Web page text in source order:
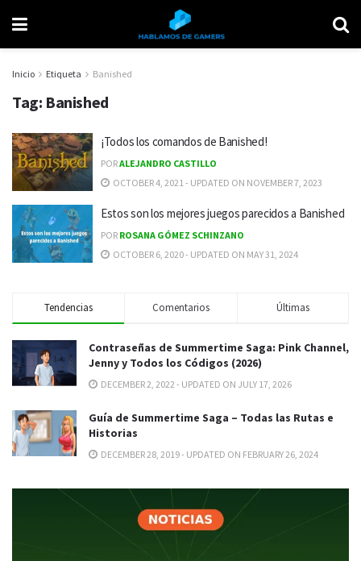
Inicio Etiqueta Banished
Tag: Banished
¡Todos los comandos de Banished!
PORALEJANDRO CASTILLO
OCTOBER 4, 2021 - UPDATED ON NOVEMBER 7, 2023
Estos son los mejores juegos parecidos a Banished
POR ROSANA GÓMEZ SCHINZANO
OCTOBER 6, 2020 - UPDATED ON MAY 31, 2024
Tendencias Comentarios Últimas
Contraseñas de Summertime Saga: Pink Channel,
Jenny y Todos los Códigos (2026)
DECEMBER 2, 2022 - UPDATED ON JULY 17, 2026
Guía de Summertime Saga – Todas las Rutas e
Historias
DECEMBER 28, 2019 - UPDATED ON FEBRUARY 26, 2024